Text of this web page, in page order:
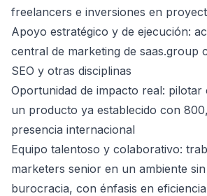
freelancers e inversiones en
Apoyo estratégico y de ejecución:
central de marketing de saas.group
SEO y otras disciplinas
Oportunidad de impacto real: pilotar
un producto ya establecido con
presencia internacional
Equipo talentoso y colaborativo:
marketers senior en un ambiente
burocracia, con énfasis en